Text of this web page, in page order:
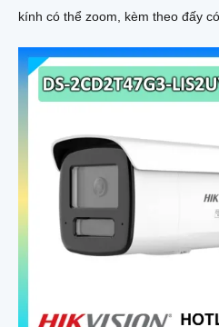
kính có thể zoom, kèm theo đấy